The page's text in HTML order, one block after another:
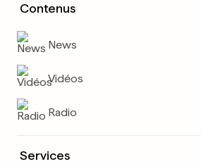
Contenus
News
Vidéos
Radio
Services